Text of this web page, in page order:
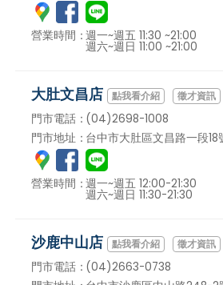
營業時間：週一~週五 11:30 ~21:00
週六~週日 11:00 ~21:00
大肚文昌店 徵才資訊
門市電話：(04)2698-1008
門市地址：台中市大肚區文昌路一段18
營業時間：週一~週五 12:00-21:30
週六~週日 11:30-21:30
沙鹿中山店 徵才資訊
門市電話：(04)2663-0738